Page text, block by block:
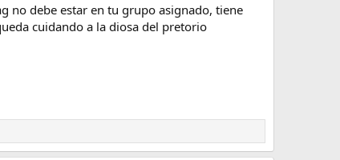
no debe estar en tu grupo asignado, tiene
cuidando a la diosa del pretorio